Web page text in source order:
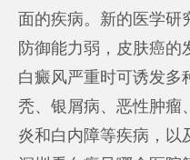
面的疾病。新的医学研
防御能力弱，皮肤癌的
白癜风严重时可诱发多
秃、银屑病、恶性肿瘤
炎和白内障等疾病，以